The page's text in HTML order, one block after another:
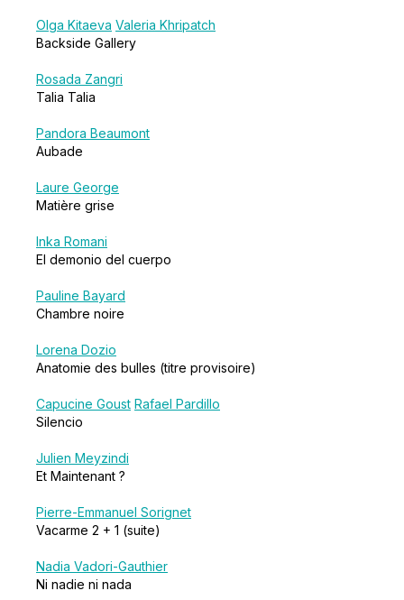
Olga Kitaeva Valeria Khripatch
Backside Gallery
Rosada Zangri
Talia Talia
Pandora Beaumont
Aubade
Laure George
Matière grise
Inka Romani
El demonio del cuerpo
Pauline Bayard
Chambre noire
Lorena Dozio
Anatomie des bulles (titre provisoire)
Capucine Goust Rafael Pardillo
Silencio
Julien Meyzindi
Et Maintenant ?
Pierre-Emmanuel Sorignet
Vacarme 2 + 1 (suite)
Nadia Vadori-Gauthier
Ni nadie ni nada